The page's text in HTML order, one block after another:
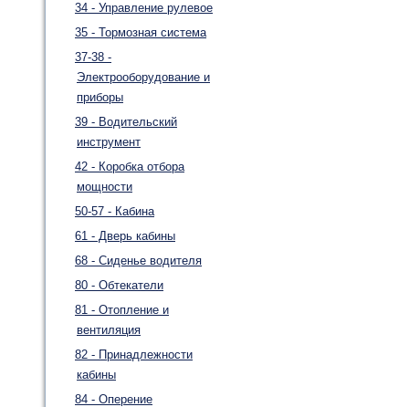
34 - Управление рулевое
35 - Тормозная система
37-38 -
Электрооборудование и
приборы
39 - Водительский
инструмент
42 - Коробка отбора
мощности
50-57 - Кабина
61 - Дверь кабины
68 - Сиденье водителя
80 - Обтекатели
81 - Отопление и
вентиляция
82 - Принадлежности
кабины
84 - Оперение